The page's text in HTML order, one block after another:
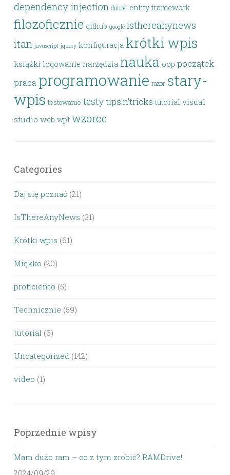
dependency injection dotnet entity framework
filozoficznie github google isthereanynews
itan javascript jquery konfiguracja krótki wpis
książki logowanie narzędzia nauka oop początek
praca programowanie razor stary-
wpis testowanie testytips'n'tricks tutorial visual
studio web wpf wzorce
Categories
Daj się poznać (21)
IsThereAnyNews (31)
Krótki wpis (61)
Miękko (20)
proficiento (5)
Technicznie (59)
tutorial (6)
Uncategorized (142)
video (1)
Poprzednie wpisy
Mam dużo ram – co z tym zrobić? RAMDrive!